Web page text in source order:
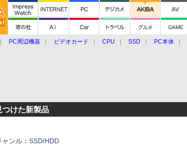
PC周辺機器 ビデオカード CPU SSD PC本体
つけた新製品
ンル： SSD/HDD